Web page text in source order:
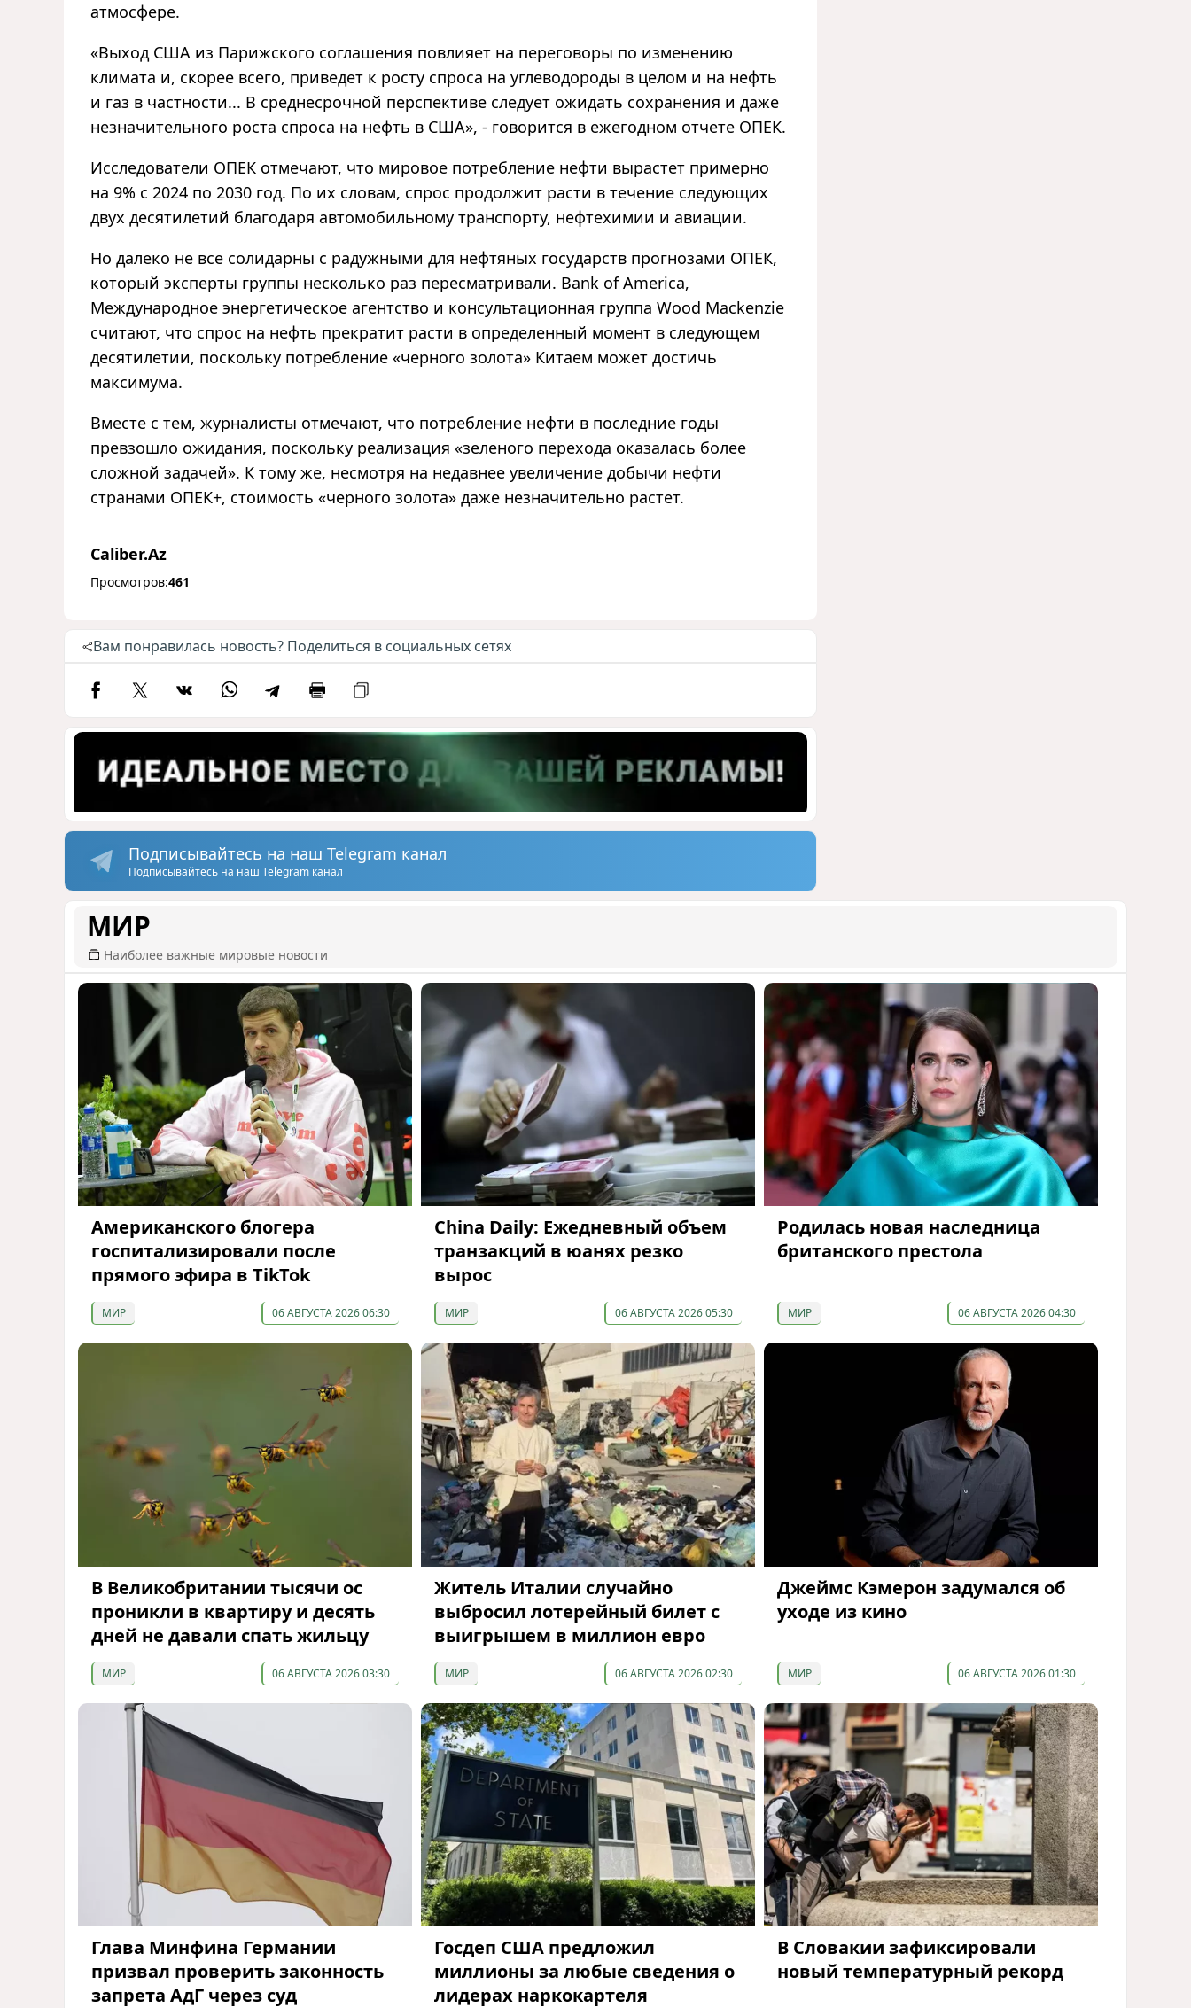
атмосфере.
«Выход США из Парижского соглашения повлияет на переговоры по изменению
климата и, скорее всего, приведет к росту спроса на углеводороды в целом и на нефть
и газ в частности... В среднесрочной перспективе следует ожидать сохранения и даже
незначительного роста спроса на нефть в США», - говорится в ежегодном отчете ОПЕК.
Исследователи ОПЕК отмечают, что мировое потребление нефти вырастет примерно
на 9% с 2024 по 2030 год. По их словам, спрос продолжит расти в течение следующих
двух десятилетий благодаря автомобильному транспорту, нефтехимии и авиации.
Но далеко не все солидарны с радужными для нефтяных государств прогнозами ОПЕК,
который эксперты группы несколько раз пересматривали. Bank of America,
Международное энергетическое агентство и консультационная группа Wood Mackenzie
считают, что спрос на нефть прекратит расти в определенный момент в следующем
десятилетии, поскольку потребление «черного золота» Китаем может достичь
максимума.
Вместе с тем, журналисты отмечают, что потребление нефти в последние годы
превзошло ожидания, поскольку реализация «зеленого перехода оказалась более
сложной задачей». К тому же, несмотря на недавнее увеличение добычи нефти
странами ОПЕК+, стоимость «черного золота» даже незначительно растет.
Caliber.Az
Просмотров:461
Вам понравилась новость? Поделиться в социальных сетях
Подписывайтесь на наш Telegram канал
Подписывайтесь на наш Telegram канал
МИР
Наиболее важные мировые новости
Американского блогера
госпитализировали после
прямого эфира в TikTok
МИР 06 АВГУСТА 2026 06:30
China Daily: Ежедневный объем
транзакций в юанях резко
вырос
МИР 06 АВГУСТА 2026 05:30
Родилась новая наследница
британского престола
МИР 06 АВГУСТА 2026 04:30
В Великобритании тысячи ос
проникли в квартиру и десять
дней не давали спать жильцу
МИР 06 АВГУСТА 2026 03:30
Житель Италии случайно
выбросил лотерейный билет с
выигрышем в миллион евро
МИР 06 АВГУСТА 2026 02:30
Джеймс Кэмерон задумался об
уходе из кино
МИР 06 АВГУСТА 2026 01:30
Глава Минфина Германии
призвал проверить законность
запрета АдГ через суд
Госдеп США предложил
миллионы за любые сведения о
лидерах наркокартеля
В Словакии зафиксировали
новый температурный рекорд